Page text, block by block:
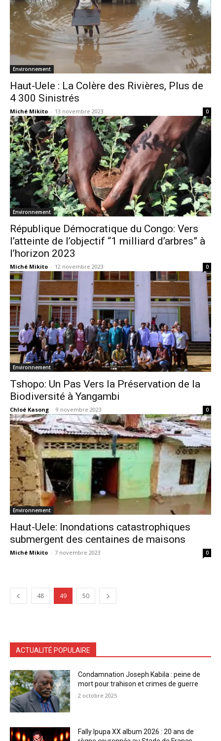
Environnement
Haut-Uele : La Colère des Rivières, Plus de
4 300 Sinistrés
Miché Mikito - 13 novembre 2023 0
Environnement
République Démocratique du Congo: Vers
l’atteinte de l’objectif “1 milliard d’arbres” à
l’horizon 2023
Miché Mikito - 12 novembre 2023 0
Environnement
Tshopo: Un Pas Vers la Préservation de la
Biodiversité à Yangambi
Chloé Kasong - 9 novembre 2023 0
Environnement
Haut-Uele: Inondations catastrophiques
submergent des centaines de maisons
Miché Mikito - 7 novembre 2023 0
48 49 50
ACTUALITÉ POPULAIRE
Condamnation Joseph Kabila : peine de
mort pour trahison et crimes de guerre
2 octobre 2025
Fally Ipupa XX album 2026 : 20 ans de